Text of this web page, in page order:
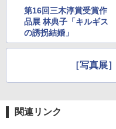
第16回三木淳賞受賞作
品展 林典子「キルギス
の誘拐結婚」
［写真展
関連リンク